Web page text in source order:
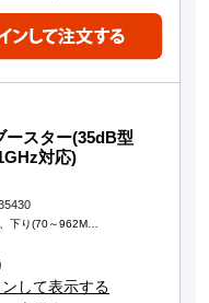
ースター(35dB型
対応)
下り(70～962M…
して表示する